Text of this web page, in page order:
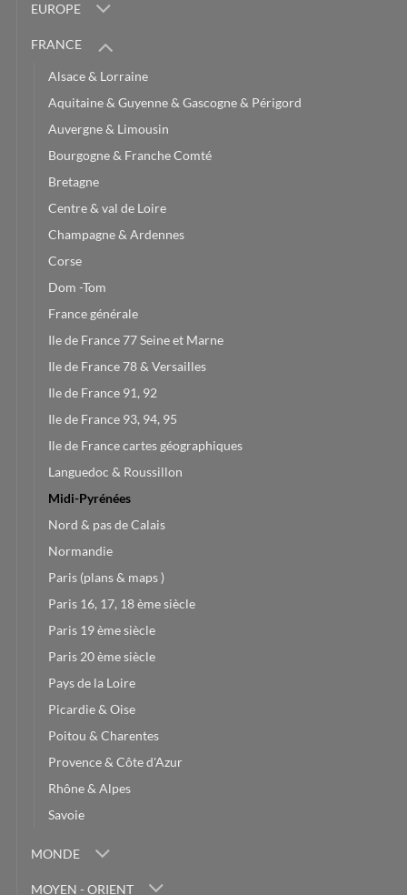
EUROPE
FRANCE
Alsace & Lorraine
Aquitaine & Guyenne & Gascogne & Périgord
Auvergne & Limousin
Bourgogne & Franche Comté
Bretagne
Centre & val de Loire
Champagne & Ardennes
Corse
Dom -Tom
France générale
Ile de France 77 Seine et Marne
Ile de France 78 & Versailles
Ile de France 91, 92
Ile de France 93, 94, 95
Ile de France cartes géographiques
Languedoc & Roussillon
Midi-Pyrénées
Nord & pas de Calais
Normandie
Paris (plans & maps )
Paris 16, 17, 18 ème siècle
Paris 19 ème siècle
Paris 20 ème siècle
Pays de la Loire
Picardie & Oise
Poitou & Charentes
Provence & Côte d'Azur
Rhône & Alpes
Savoie
MONDE
MOYEN - ORIENT